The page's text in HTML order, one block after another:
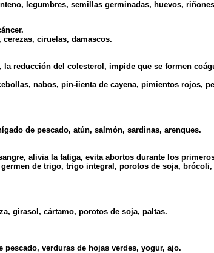
legumbres, semillas germinadas, huevos,
ciruelas, damascos.
reducción del colesterol, impide que se formen
nabos, pin-iienta de cayena, pimientos rojos,
de pescado, atún, salmón, sardinas, arenques.
alivia la fatiga, evita abortos durante los
de trigo, trigo integral, porotos de soja,
girasol, cártamo, porotos de soja, paltas.
verduras de hojas verdes, yogur, ajo.